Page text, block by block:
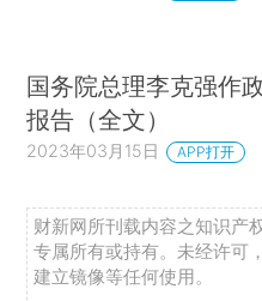
国务院总理李克强作
报告（全文）
2023年03月15日 APP打开
财新网所刊载内容之知识产
专属所有或持有。未经许可
建立镜像等任何使用。